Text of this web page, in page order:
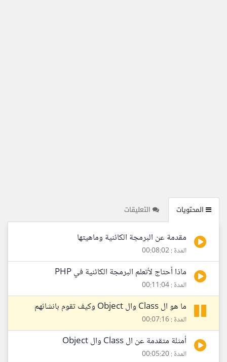
المحتويات التعليقات
مقدمة عن البرمجة الكائنية وماهيتها
المدة : 00:08:02
ماذا أحتاج لأتعلم البرمجة الكائنية في PHP
المدة : 00:11:04
ما هو ال Class وال Object وكيف تقوم بانشائهم
المدة : 00:07:16
أمثلة متقدمة عن ال Class وال Object
المدة : 00:05:20